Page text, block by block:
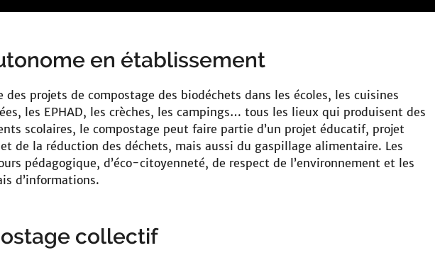
en établissement
projets de compostage des biodéchets dans les écoles, les cuisines
les EPHAD, les crèches, les campings… tous les lieux qui produisent des
scolaires, le compostage peut faire partie d’un projet éducatif, projet
de la réduction des déchets, mais aussi du gaspillage alimentaire. Les
pédagogique, d’éco-citoyenneté, de respect de l’environnement et les
d’informations.
collectif